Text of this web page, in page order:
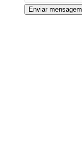
Enviar mensagem